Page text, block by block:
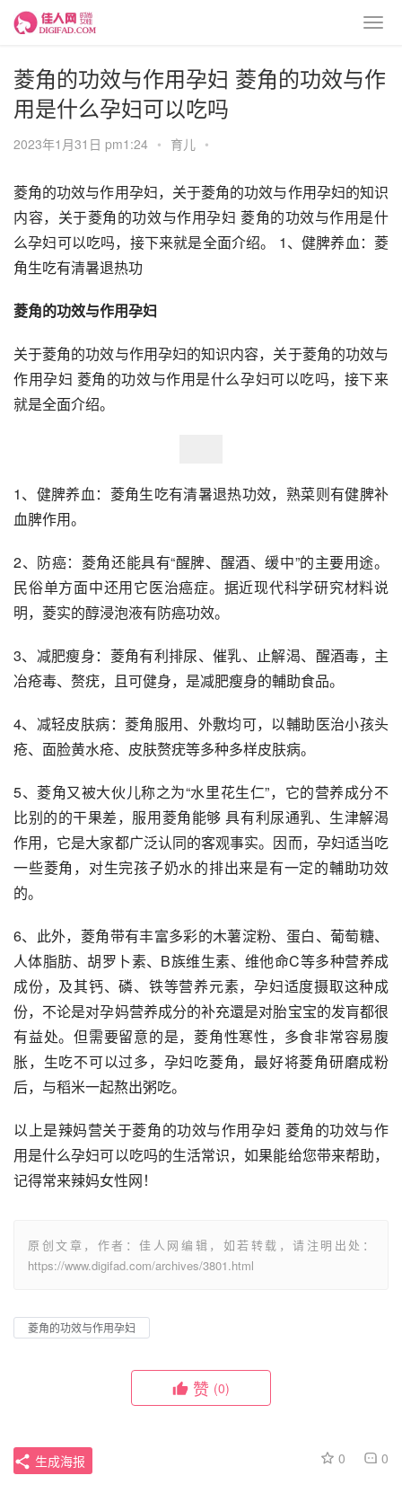
菱角的功效与作用孕妇 菱角的功效与作
用是什么孕妇可以吃吗
2023年1月31日 pm1:24 • 育儿 •
菱角的功效与作用孕妇，关于菱角的功效与作用孕妇的知识
内容，关于菱角的功效与作用孕妇 菱角的功效与作用是什
么孕妇可以吃吗，接下来就是全面介绍。 1、健脾养血：菱
角生吃有清暑退热功
菱角的功效与作用孕妇
关于菱角的功效与作用孕妇的知识内容，关于菱角的功效与
作用孕妇 菱角的功效与作用是什么孕妇可以吃吗，接下来
就是全面介绍。
1、健脾养血：菱角生吃有清暑退热功效，熟菜则有健脾补
血脾作用。
2、防癌：菱角还能具有“醒脾、醒酒、缓中”的主要用途。
民俗单方面中还用它医治癌症。据近现代科学研究材料说
明，菱实的醇浸泡液有防癌功效。
3、减肥瘦身：菱角有利排尿、催乳、止解渴、醒酒毒，主
冶疮毒、赘疣，且可健身，是减肥瘦身的輔助食品。
4、减轻皮肤病：菱角服用、外敷均可，以輔助医治小孩头
疮、面脸黄水疮、皮肤赘疣等多种多样皮肤病。
5、菱角又被大伙儿称之为“水里花生仁”，它的营养成分不
比别的的干果差，服用菱角能够 具有利尿通乳、生津解渴
作用，它是大家都广泛认同的客观事实。因而，孕妇适当吃
一些菱角，对生完孩子奶水的排出来是有一定的輔助功效
的。
6、此外，菱角带有丰富多彩的木薯淀粉、蛋白、葡萄糖、
人体脂肪、胡罗卜素、B族维生素、维他命C等多种营养成
成份，及其钙、磷、铁等营养元素，孕妇适度摄取这种成
份，不论是对孕妈营养成分的补充還是对胎宝宝的发肓都很
有益处。但需要留意的是，菱角性寒性，多食非常容易腹
胀，生吃不可以过多，孕妇吃菱角，最好将菱角研磨成粉
后，与稻米一起熬出粥吃。
以上是辣妈营关于菱角的功效与作用孕妇 菱角的功效与作
用是什么孕妇可以吃吗的生活常识，如果能给您带来帮助，
记得常来辣妈女性网！
原创文章，作者：佳人网编辑，如若转载，请注明出处：
https://www.digifad.com/archives/3801.html
菱角的功效与作用孕妇
赞 (0)
0 0
生成海报